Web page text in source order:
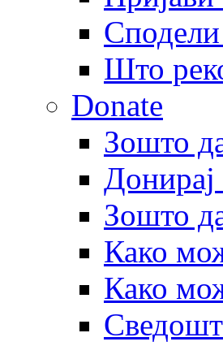
Што
Donate
Зошто
Донирај
Зошто
Како
Како